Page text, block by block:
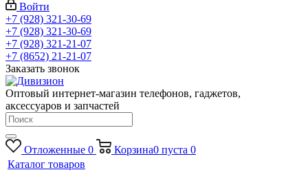
Войти
+7 (928) 321-30-69
+7 (928) 321-30-69
+7 (928) 321-21-07
+7 (8652) 21-21-07
Заказать звонок
Оптовый интернет-магазин телефонов, гаджетов,
аксессуаров и запчастей
Отложенные 0 Корзина0 пуста 0
Каталог товаров